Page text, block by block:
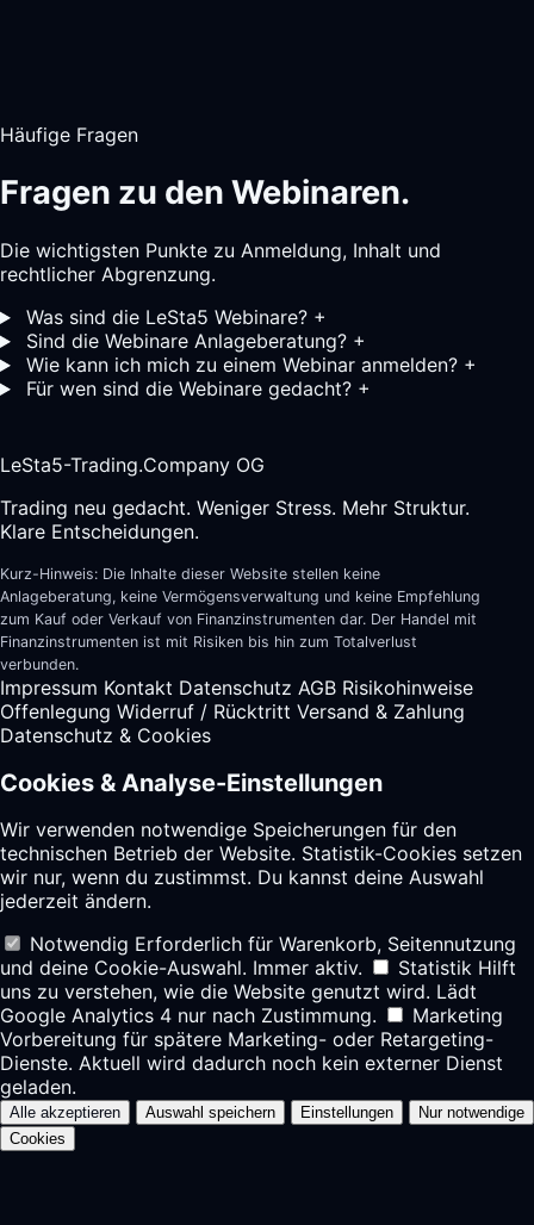
Häufige Fragen
Fragen zu den Webinaren.
Die wichtigsten Punkte zu Anmeldung, Inhalt und
rechtlicher Abgrenzung.
Was sind die LeSta5 Webinare? +
Sind die Webinare Anlageberatung? +
Wie kann ich mich zu einem Webinar anmelden? +
Für wen sind die Webinare gedacht? +
LeSta5-Trading.Company OG
Trading neu gedacht. Weniger Stress. Mehr Struktur.
Klare Entscheidungen.
Kurz-Hinweis: Die Inhalte dieser Website stellen keine
Anlageberatung, keine Vermögensverwaltung und keine Empfehlung
zum Kauf oder Verkauf von Finanzinstrumenten dar. Der Handel mit
Finanzinstrumenten ist mit Risiken bis hin zum Totalverlust
verbunden.
Impressum Kontakt Datenschutz AGB Risikohinweise
Offenlegung Widerruf / Rücktritt Versand & Zahlung
Datenschutz & Cookies
Cookies & Analyse-Einstellungen
Wir verwenden notwendige Speicherungen für den
technischen Betrieb der Website. Statistik-Cookies setzen
wir nur, wenn du zustimmst. Du kannst deine Auswahl
jederzeit ändern.
Notwendig Erforderlich für Warenkorb, Seitennutzung
und deine Cookie-Auswahl. Immer aktiv.
Statistik Hilft
uns zu verstehen, wie die Website genutzt wird. Lädt
Google Analytics 4 nur nach Zustimmung.
Marketing
Vorbereitung für spätere Marketing- oder Retargeting-
Dienste. Aktuell wird dadurch noch kein externer Dienst
geladen.
Alle akzeptieren Auswahl speichern Einstellungen
Nur notwendige
Cookies